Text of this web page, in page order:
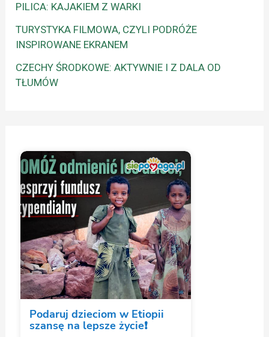
PILICA: KAJAKIEM Z WARKI
TURYSTYKA FILMOWA, CZYLI PODRÓŻE
INSPIROWANE EKRANEM
CZECHY ŚRODKOWE: AKTYWNIE I Z DALA OD
TŁUMÓW